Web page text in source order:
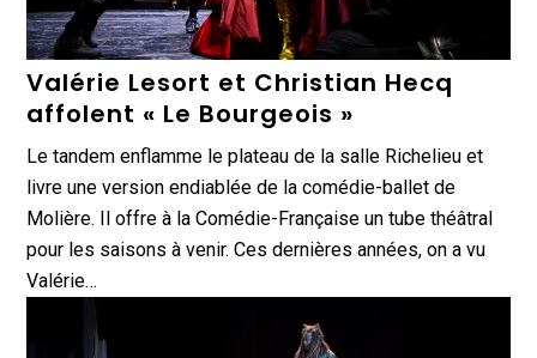
Valérie Lesort et Christian Hecq
affolent « Le Bourgeois »
Le tandem enflamme le plateau de la salle Richelieu et
livre une version endiablée de la comédie-ballet de
Molière. Il offre à la Comédie-Française un tube théâtral
pour les saisons à venir. Ces dernières années, on a vu
Valérie…